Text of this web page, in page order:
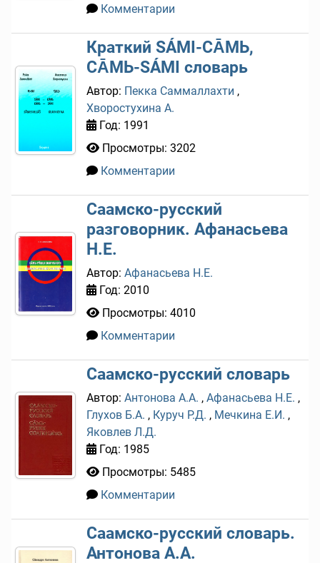
Комментарии
Краткий SÁMI-CА̄МЬ,
CА̄МЬ-SÁMI словарь
Автор: Пекка Саммаллахти ,
Хворостухина А.
Год: 1991
Просмотры: 3202
Комментарии
Саамско-русский
разговорник. Афанасьева
Н.Е.
Автор: Афанасьева Н.Е.
Год: 2010
Просмотры: 4010
Комментарии
Саамско-русский словарь
Автор: Антонова А.А. , Афанасьева Н.Е. ,
Глухов Б.А. , Куруч Р.Д. , Мечкина Е.И. ,
Яковлев Л.Д.
Год: 1985
Просмотры: 5485
Комментарии
Саамско-русский словарь.
Антонова А.А.